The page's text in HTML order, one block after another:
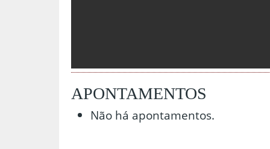
APONTAMENTOS
Não há apontamentos.